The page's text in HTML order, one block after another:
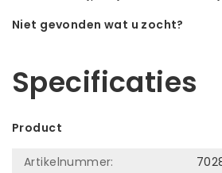
Niet gevonden wat u zocht?
Specificaties
Product
Artikelnummer: